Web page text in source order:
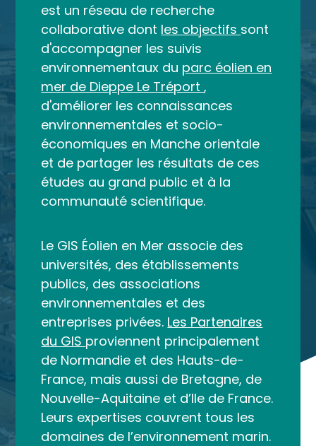
est un réseau de recherche
collaborative dont les objectifs sont
d'accompagner les suivis
environnementaux du parc éolien en
mer de Dieppe Le Tréport,
d'améliorer les connaissances
environnementales et socio-
économiques en Manche orientale
et de partager les résultats de ces
études au grand public et à la
communauté scientifique.
Le GIS Éolien en Mer associe des
universités, des établissements
publics, des associations
environnementales et des
entreprises privées. Les Partenaires
du GIS proviennent principalement
de Normandie et des Hauts-de-
France, mais aussi de Bretagne, de
Nouvelle-Aquitaine et d’Ile de France.
Leurs expertises couvrent tous les
domaines de l’environnement marin.